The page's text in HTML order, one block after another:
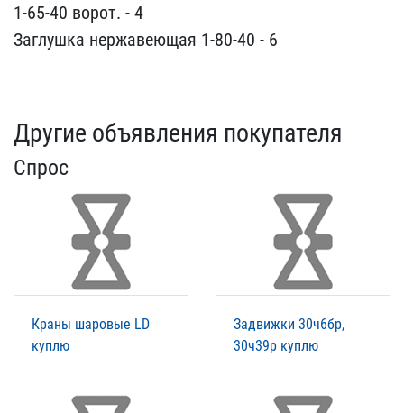
1-65-40 ворот. - 4​
Заглушка нержавеющая 1-​80-40 - 6
Другие объявления покупателя
Спрос
Краны шаровые LD
куплю
Задвижки 30ч6бр,
30ч39р куплю